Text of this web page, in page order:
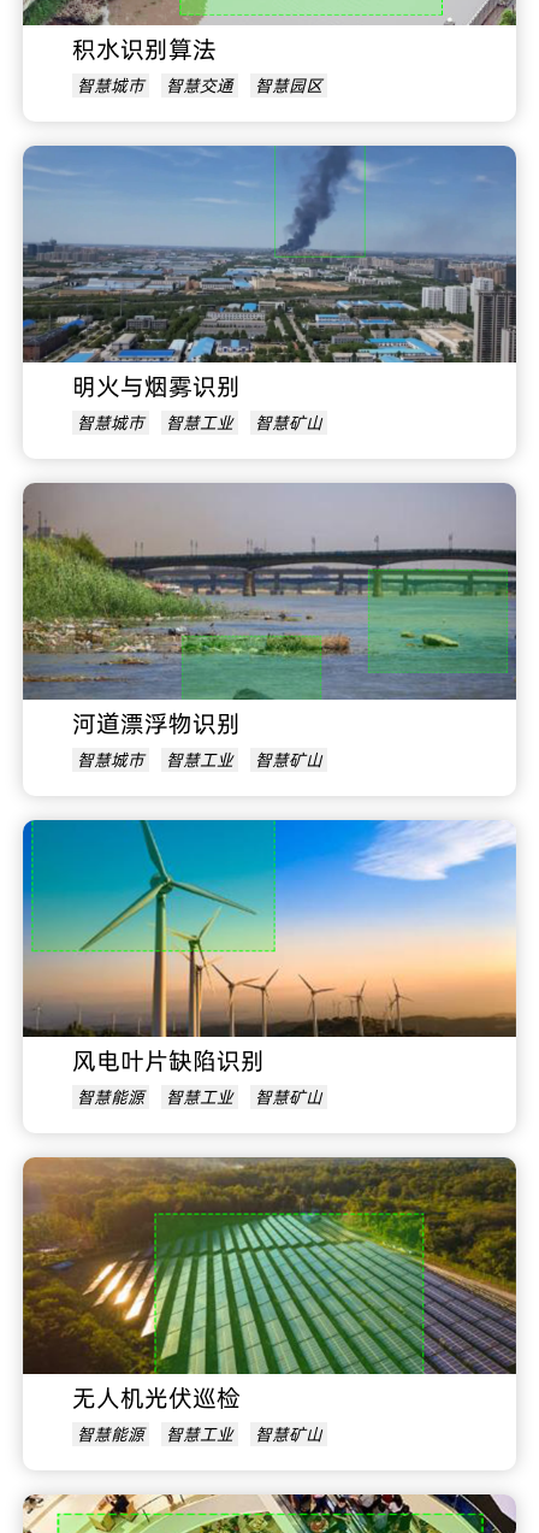
积水识别算法
智慧城市 智慧交通 智慧园区
明火与烟雾识别
智慧城市 智慧工业 智慧矿山
河道漂浮物识别
智慧城市 智慧工业 智慧矿山
风电叶片缺陷识别
智慧能源 智慧工业 智慧矿山
无人机光伏巡检
智慧能源 智慧工业 智慧矿山